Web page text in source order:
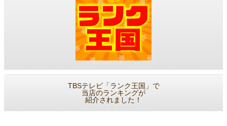
TBSテレビ「ランク王国」で
当店のランキングが
紹介されました！